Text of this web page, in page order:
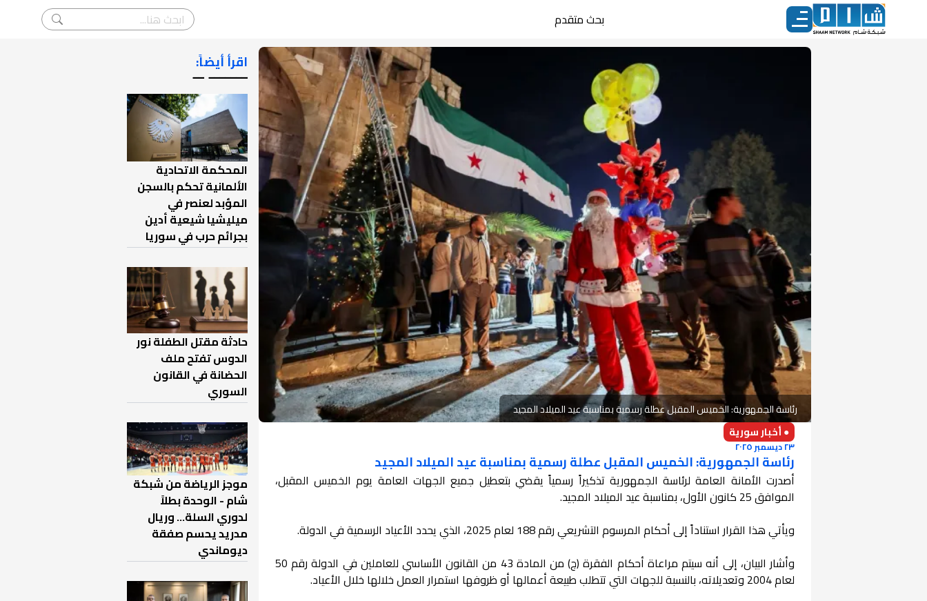
بحث متقدم
رئاسة الجمهورية: الخميس المقبل عطلة رسمية بمناسبة عيد الميلاد المجيد
● أخبار سورية
٢٣ ديسمبر ٢٠٢٥
رئاسة الجمهورية: الخميس المقبل عطلة رسمية بمناسبة عيد الميلاد المجيد
أصدرت الأمانة العامة لرئاسة الجمهورية تذكيراً رسمياً يقضي بتعطيل جميع الجهات العامة يوم الخميس المقبل،
الموافق 25 كانون الأول، بمناسبة عيد الميلاد المجيد.
ويأتي هذا القرار استناداً إلى أحكام المرسوم التشريعي رقم 188 لعام 2025، الذي يحدد الأعياد الرسمية في الدولة.
وأشار البيان، إلى أنه سيتم مراعاة أحكام الفقرة (ج) من المادة 43 من القانون الأساسي للعاملين في الدولة رقم 50
لعام 2004 وتعديلاته، بالنسبة للجهات التي تتطلب طبيعة أعمالها أو ظروفها استمرار العمل خلالها خلال الأعياد.
اقرأ أيضاً:
ـــــــ ــ
المحكمة الاتحادية
الألمانية تحكم بالسجن
المؤبد لعنصر في
ميليشيا شيعية أدين
بجرائم حرب في سوريا
حادثة مقتل الطفلة نور
الدوس تفتح ملف
الحضانة في القانون
السوري
موجز الرياضة من شبكة
شام - الوحدة بطلاً
لدوري السلة... وريال
مدريد يحسم صفقة
ديوماندي